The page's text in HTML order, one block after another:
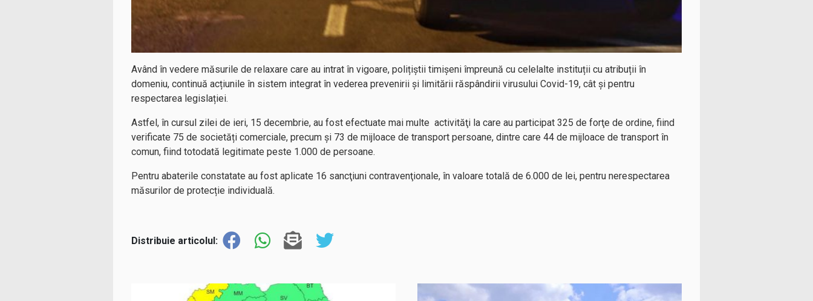
Având în vedere măsurile de relaxare care au intrat în vigoare, polițiștii timișeni împreună cu celelalte instituții cu atribuții în
domeniu, continuă acțiunile în sistem integrat în vederea prevenirii și limitării răspândirii virusului Covid-19, cât și pentru
respectarea legislației.
Astfel, în cursul zilei de ieri, 15 decembrie, au fost efectuate mai multe activităţi la care au participat 325 de forţe de ordine, fiind
verificate 75 de societăți comerciale, precum şi 73 de mijloace de transport persoane, dintre care 44 de mijloace de transport în
comun, fiind totodată legitimate peste 1.000 de persoane.
Pentru abaterile constatate au fost aplicate 16 sancţiuni contravenţionale, în valoare totală de 6.000 de lei, pentru nerespectarea
măsurilor de protecție individuală.
Distribuie articolul: